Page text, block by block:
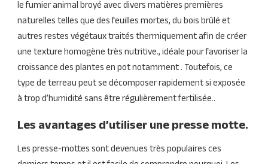
le fumier animal broyé avec divers matières premières
naturelles telles que des feuilles mortes, du bois brûlé et
autres restes végétaux traités thermiquement afin de créer
une texture homogène très nutritive., idéale pour favoriser la
croissance des plantes en pot notamment . Toutefois, ce
type de terreau peut se décomposer rapidement si exposée
à trop d’humidité sans être régulièrement fertilisée..
Les avantages d’utiliser une presse motte.
Les presse-mottes sont devenues très populaires ces